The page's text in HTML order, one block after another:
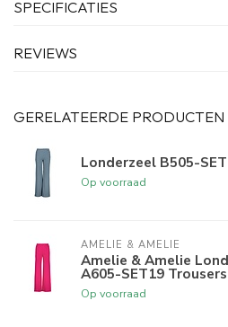
SPECIFICATIES
REVIEWS
GERELATEERDE PRODUCTEN
Londerzeel B505-
Op voorraad
AMELIE & AMELIE
Amelie & Amelie
A605-SET19 Trousers
Op voorraad